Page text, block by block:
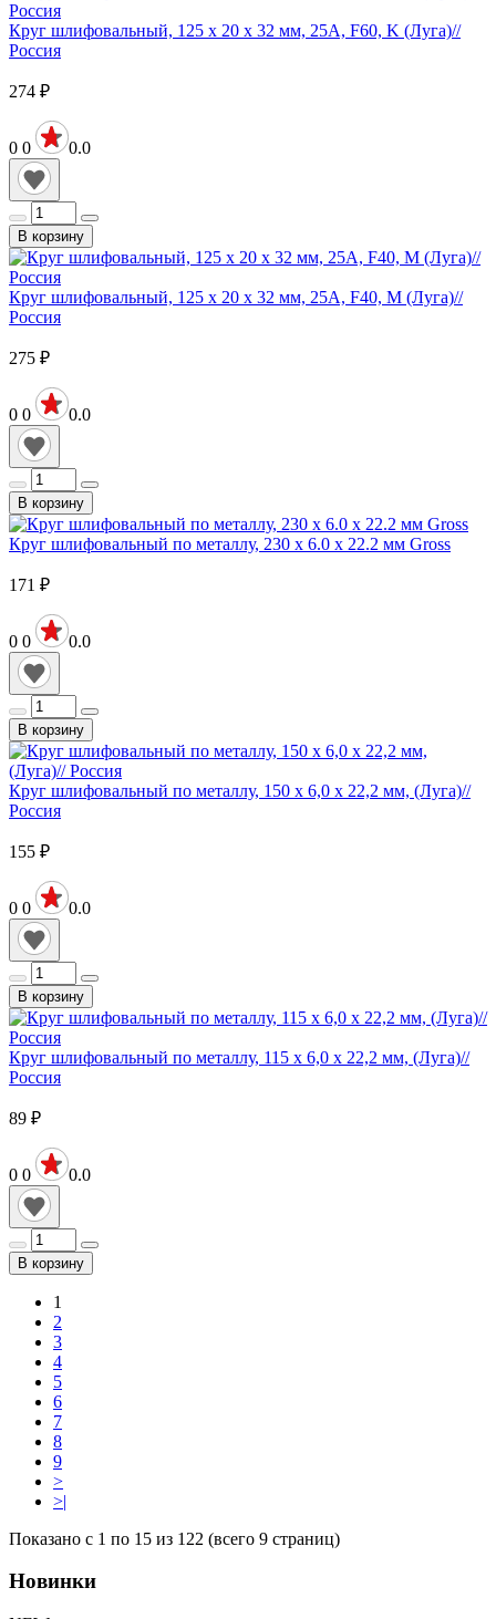
Круг шлифовальный, 125 х 20 х 32 мм, 25А, F60, K (Луга)//
Россия
274 ₽
0 0 0.0
В корзину
Круг шлифовальный, 125 х 20 х 32 мм, 25А, F40, М (Луга)//
Россия
275 ₽
0 0 0.0
В корзину
Круг шлифовальный по металлу, 230 х 6.0 х 22.2 мм Gross
171 ₽
0 0 0.0
В корзину
Круг шлифовальный по металлу, 150 х 6,0 х 22,2 мм, (Луга)//
Россия
155 ₽
0 0 0.0
В корзину
Круг шлифовальный по металлу, 115 х 6,0 х 22,2 мм, (Луга)//
Россия
89 ₽
0 0 0.0
В корзину
1
2
3
4
5
6
7
8
9
>
>|
Показано с 1 по 15 из 122 (всего 9 страниц)
Новинки